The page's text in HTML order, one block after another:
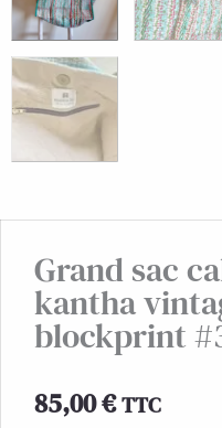
Grand sac
kantha
blockprint
85,00€TTC